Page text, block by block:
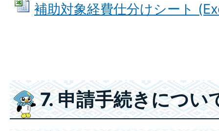
補助対象経費仕分けシート
7. 申請手続きについ